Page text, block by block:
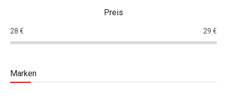
Preis
28 € 29 €
Marken